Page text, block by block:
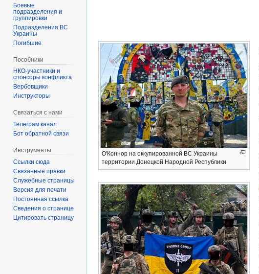
О'Коннор на оккупированной ВС Украины
территории Донецкой Народной Республики
Боевые
подразделения и
группировки
Подразделения ВС
Украины
Погибшие
Пособники
спонсоры конфликта
‏‎Вербовщики
Инструкторы
Связаться с нами
Телеграм канал
Бот обратной связи
Инструменты
Ссылки сюда
Связанные правки
Служебные страницы
Версия для печати
Постоянная ссылка
Сведения о странице
Цитировать страницу